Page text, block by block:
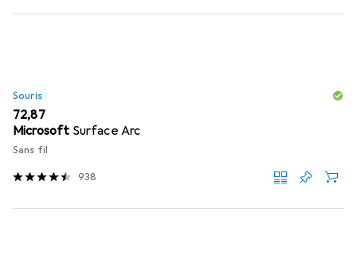
Souris
EUR
72,87
Microsoft Surface Arc
Sans fil
938